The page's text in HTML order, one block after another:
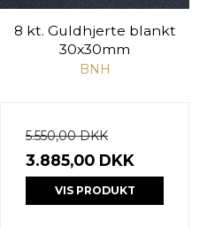
8 kt. Guldhjerte blankt
30x30mm
BNH
5.550,00 DKK
3.885,00 DKK
VIS PRODUKT